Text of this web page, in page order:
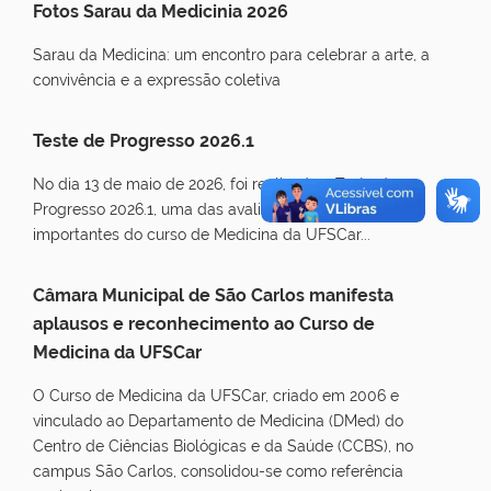
s
Fotos Sarau da Medicinia 2026
Sarau da Medicina: um encontro para celebrar a arte, a
convivência e a expressão coletiva
Teste de Progresso 2026.1
No dia 13 de maio de 2026, foi realizado o Teste de
Progresso 2026.1, uma das avaliações formativas mais
importantes do curso de Medicina da UFSCar...
Câmara Municipal de São Carlos manifesta
aplausos e reconhecimento ao Curso de
Medicina da UFSCar
O Curso de Medicina da UFSCar, criado em 2006 e
vinculado ao Departamento de Medicina (DMed) do
Centro de Ciências Biológicas e da Saúde (CCBS), no
campus São Carlos, consolidou-se como referência